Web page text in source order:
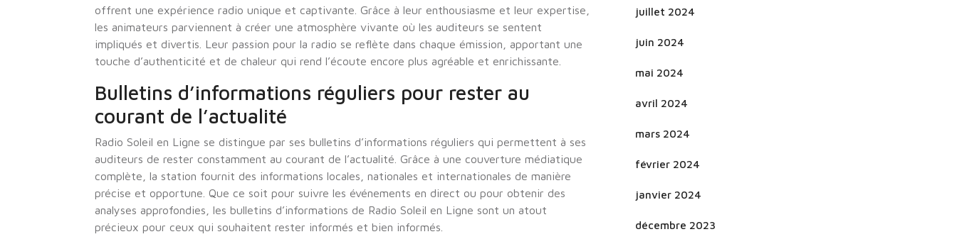
offrent une expérience radio unique et captivante. Grâce à leur enthousiasme et leur expertise,
les animateurs parviennent à créer une atmosphère vivante où les auditeurs se sentent
impliqués et divertis. Leur passion pour la radio se reflète dans chaque émission, apportant une
touche d’authenticité et de chaleur qui rend l’écoute encore plus agréable et enrichissante.
Bulletins d’informations réguliers pour rester au
courant de l’actualité
Radio Soleil en Ligne se distingue par ses bulletins d’informations réguliers qui permettent à ses
auditeurs de rester constamment au courant de l’actualité. Grâce à une couverture médiatique
complète, la station fournit des informations locales, nationales et internationales de manière
précise et opportune. Que ce soit pour suivre les événements en direct ou pour obtenir des
analyses approfondies, les bulletins d’informations de Radio Soleil en Ligne sont un atout
précieux pour ceux qui souhaitent rester informés et bien informés.
juillet 2024
juin 2024
mai 2024
avril 2024
mars 2024
février 2024
janvier 2024
décembre 2023